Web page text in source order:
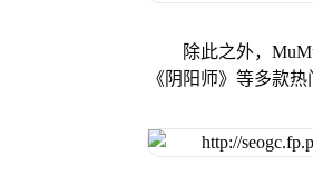
除此之外，
《阴阳师》等多款